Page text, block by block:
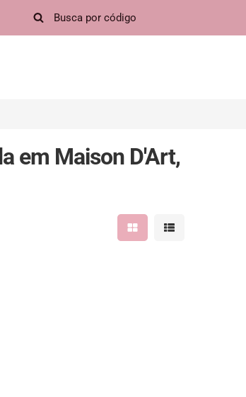
em Maison D'Art,
Mostrar resultados em
Mostrar